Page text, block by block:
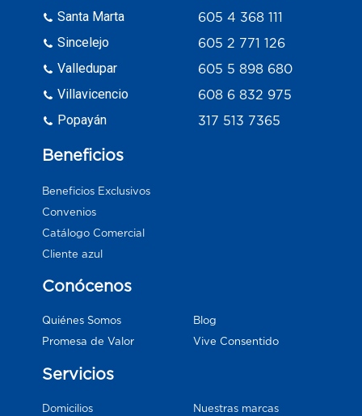
Santa Marta
Sincelejo
Valledupar
Villavicencio
Popayán
605 4 368 111
605 2 771 126
605 5 898 680
608 6 832 975
317 513 7365
Beneficios
Beneficios Exclusivos
Convenios
Catálogo Comercial
Cliente azul
Conócenos
Quiénes Somos
Promesa de Valor
Blog
Vive Consentido
Servicios
Domicilios
Nuestras marcas